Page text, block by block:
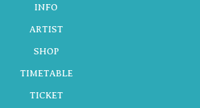
INFO
ARTIST
SHOP
TIMETABLE
TICKET